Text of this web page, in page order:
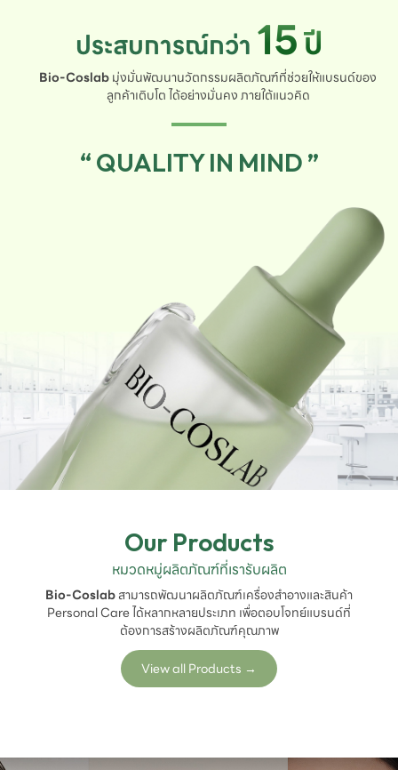
ประสบการณ์กว่า 15ปี
Bio-Coslabมุ่งมั่นพัฒนานวัตกรรมผลิตภัณฑ์ที่ช่วยให้แบรนด์ของ
ลูกค้าเติบโต ได้อย่างมั่นคง ภายใต้แนวคิด
“ QUALITY IN MIND ”
Our Products
หมวดหมู่ผลิตภัณฑ์ที่เรารับผลิต
Bio-Coslabสามารถพัฒนาผลิตภัณฑ์เครื่องสำอางและสินค้า
Personal Care ได้หลากหลายประเภท เพื่อตอบโจทย์แบรนด์ที่
ต้องการสร้างผลิตภัณฑ์คุณภาพ
View all Products →